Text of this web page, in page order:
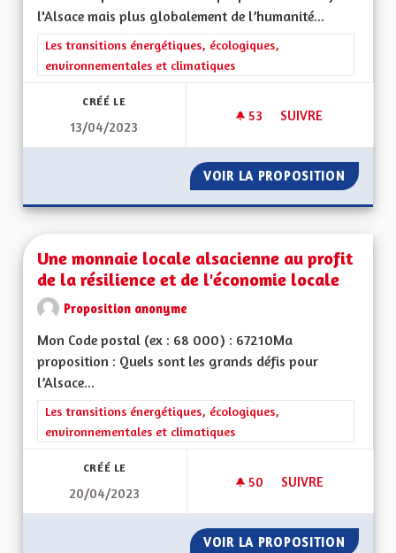
l'Alsace mais plus globalement de l’humanité...
Filtrer les résultats de la catégorie : Les transitions
Les transitions énergétiques, écologiques,
environnementales et climatiques
CRÉÉ LE
13/04/2023
53 53 ABONNÉS
SUIVRE
VOIR LA PROPOSITION UNE
Une monnaie locale alsacienne au profit
de la résilience et de l'économie locale
Proposition anonyme
Mon Code postal (ex : 68 000) : 67210Ma
proposition : Quels sont les grands défis pour
l’Alsace...
Filtrer les résultats de la catégorie : Les transitions
Les transitions énergétiques, écologiques,
environnementales et climatiques
CRÉÉ LE
20/04/2023
50 50 ABONNÉS
SUIVRE
VOIR LA PROPOSITION UNE